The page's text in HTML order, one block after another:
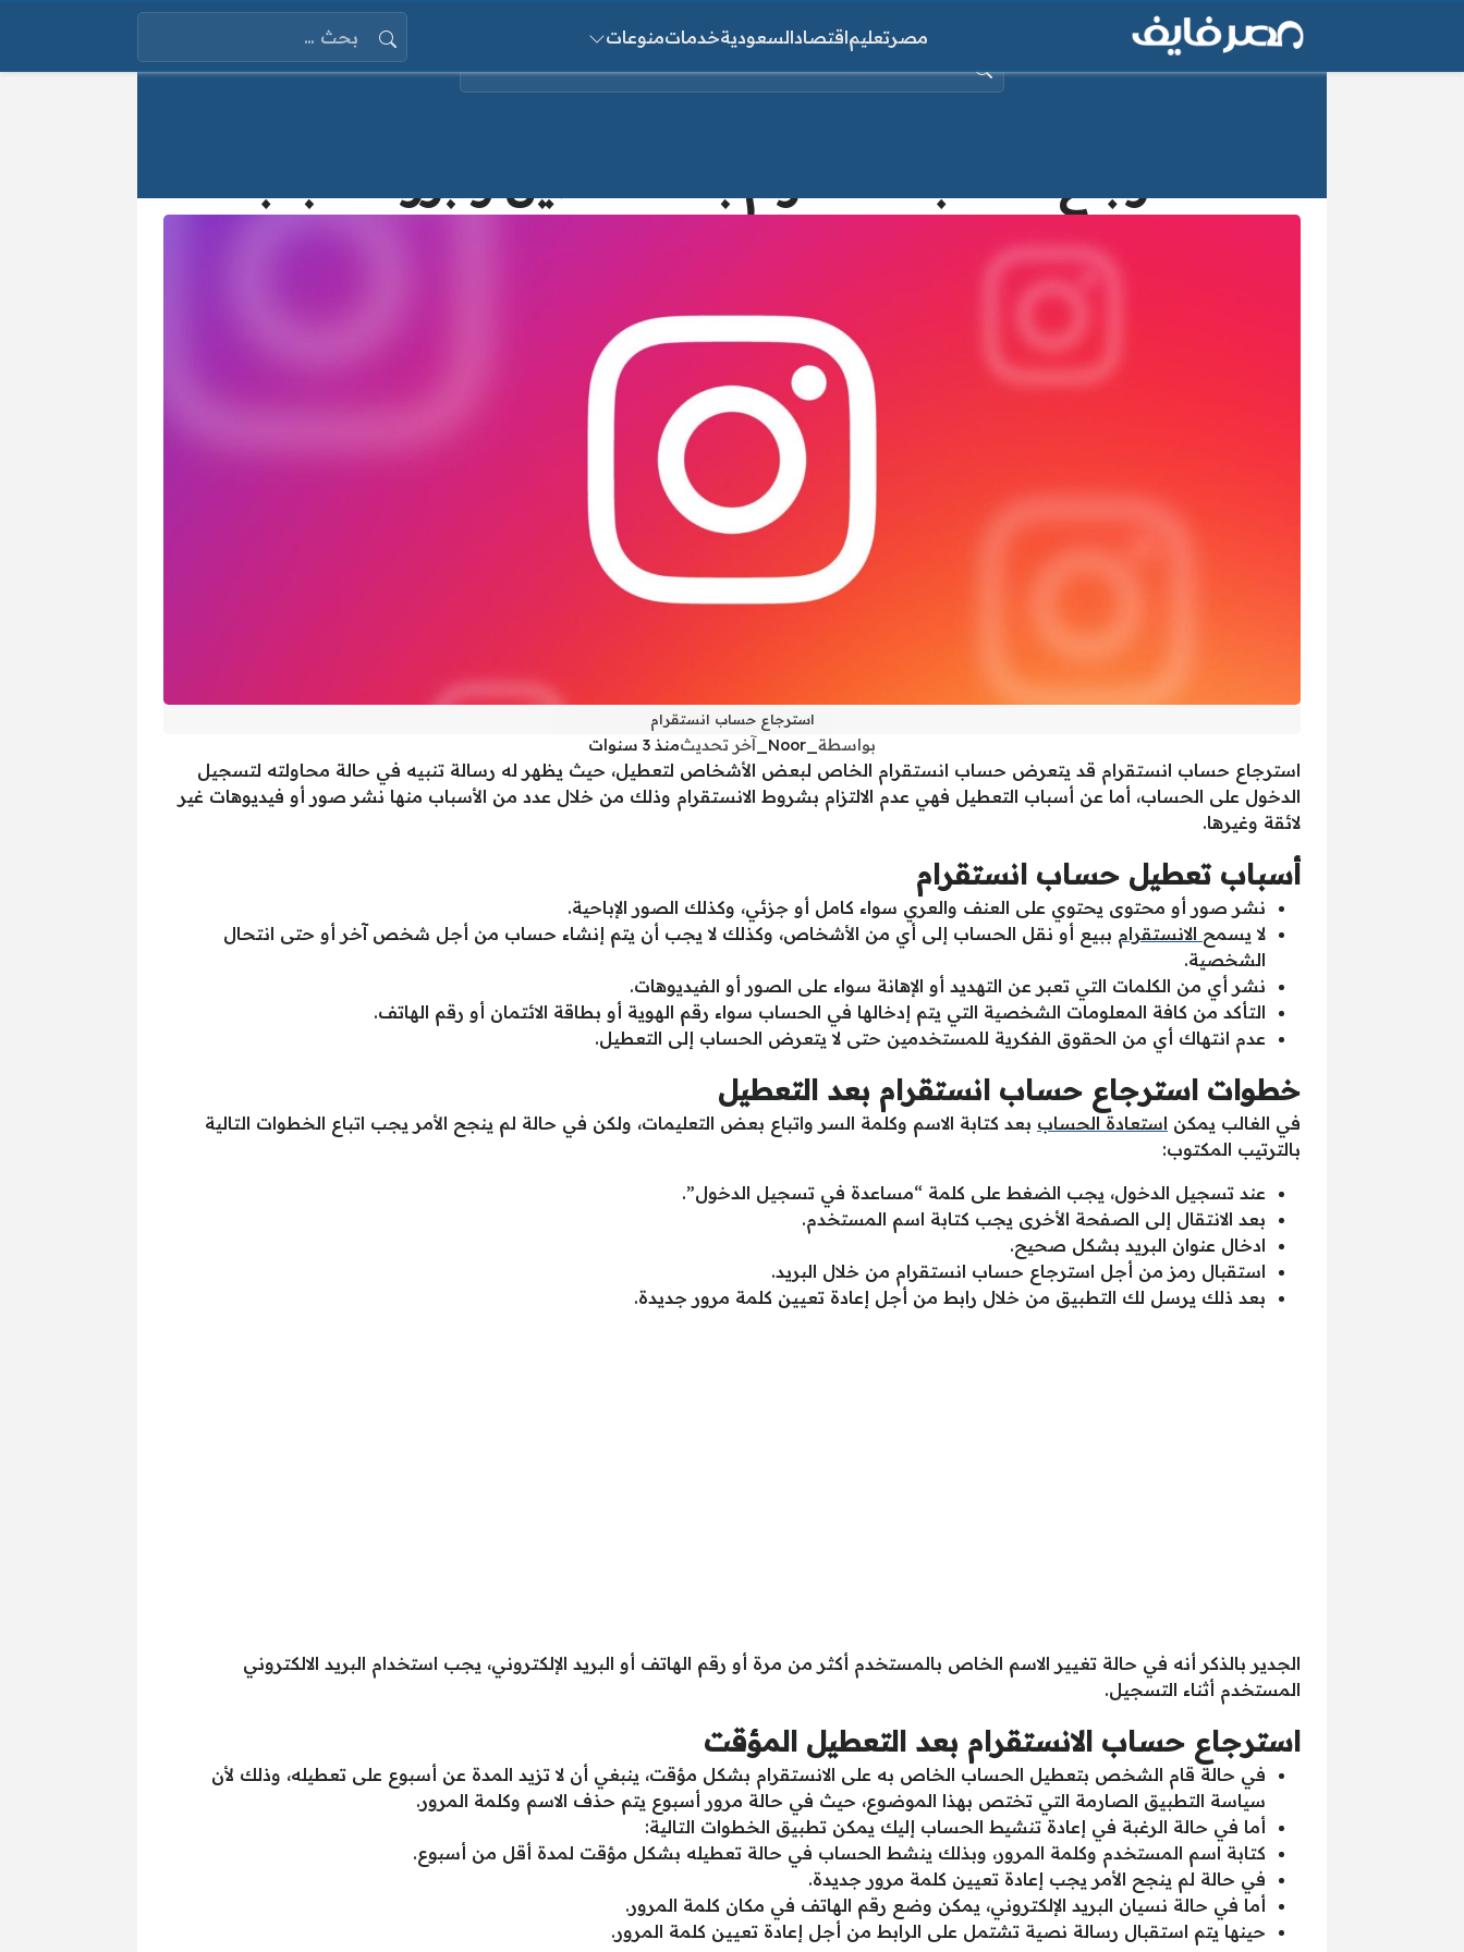
مصرتعليماقتصادالسعوديةخدماتمنوعات
البحث عن:
استرجاع حساب انستقرام
بواسطة آخر تحديثمنذ 3 سنوات
استرجاع حساب انستقرام قد يتعرض حساب انستقرام الخاص لبعض الأشخاص لتعطيل، حيث يظهر له رسالة تنبيه في حالة محاولته لتسجيل
الدخول على الحساب، أما عن أسباب التعطيل فهي عدم الالتزام بشروط الانستقرام وذلك من خلال عدد من الأسباب منها نشر صور أو فيديوهات غير
لائقة وغيرها.
أسباب تعطيل حساب انستقرام
نشر صور أو محتوى يحتوي على العنف والعري سواء كامل أو جزئي، وكذلك الصور الإباحية.
لا يسمح الانستقرام ببيع أو نقل الحساب إلى أي من الأشخاص، وكذلك لا يجب أن يتم إنشاء حساب من أجل شخص آخر أو حتى انتحال
الشخصية.
نشر أي من الكلمات التي تعبر عن التهديد أو الإهانة سواء على الصور أو الفيديوهات.
التأكد من كافة المعلومات الشخصية التي يتم إدخالها في الحساب سواء رقم الهوية أو بطاقة الائتمان أو رقم الهاتف.
عدم انتهاك أي من الحقوق الفكرية للمستخدمين حتى لا يتعرض الحساب إلى التعطيل.
خطوات استرجاع حساب انستقرام بعد التعطيل
في الغالب يمكن استعادة الحساب بعد كتابة الاسم وكلمة السر واتباع بعض التعليمات، ولكن في حالة لم ينجح الأمر يجب اتباع الخطوات التالية
بالترتيب المكتوب:
عند تسجيل الدخول، يجب الضغط على كلمة “مساعدة في تسجيل الدخول”.
بعد الانتقال إلى الصفحة الأخرى يجب كتابة اسم المستخدم.
ادخال عنوان البريد بشكل صحيح.
استقبال رمز من أجل استرجاع حساب انستقرام من خلال البريد.
بعد ذلك يرسل لك التطبيق من خلال رابط من أجل إعادة تعيين كلمة مرور جديدة.
الجدير بالذكر أنه في حالة تغيير الاسم الخاص بالمستخدم أكثر من مرة أو رقم الهاتف أو البريد الإلكتروني، يجب استخدام البريد الالكتروني
المستخدم أثناء التسجيل.
استرجاع حساب الانستقرام بعد التعطيل المؤقت
في حالة قام الشخص بتعطيل الحساب الخاص به على الانستقرام بشكل مؤقت، ينبغي أن لا تزيد المدة عن أسبوع على تعطيله، وذلك لأن
سياسة التطبيق الصارمة التي تختص بهذا الموضوع، حيث في حالة مرور أسبوع يتم حذف الاسم وكلمة المرور.
أما في حالة الرغبة في إعادة تنشيط الحساب إليك يمكن تطبيق الخطوات التالية:
كتابة اسم المستخدم وكلمة المرور، وبذلك ينشط الحساب في حالة تعطيله بشكل مؤقت لمدة أقل من أسبوع.
في حالة لم ينجح الأمر يجب إعادة تعيين كلمة مرور جديدة.
أما في حالة نسيان البريد الإلكتروني، يمكن وضع رقم الهاتف في مكان كلمة المرور.
حينها يتم استقبال رسالة نصية تشتمل على الرابط من أجل إعادة تعيين كلمة المرور.